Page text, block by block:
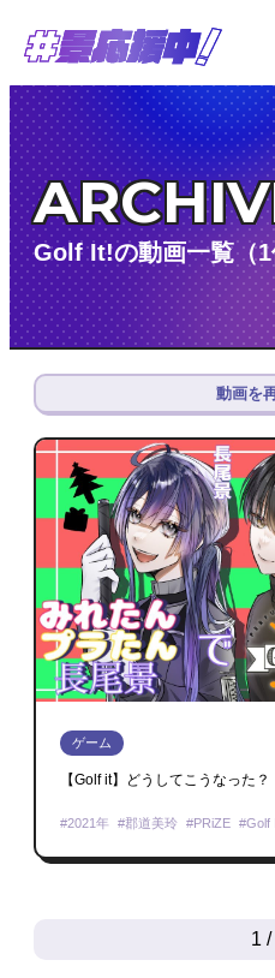
Golf It!の動画一覧（1
動画を
ゲーム
【Golf it】どうしてこうなった？
2021年 郡道美玲 PRiZE Golf
1 /